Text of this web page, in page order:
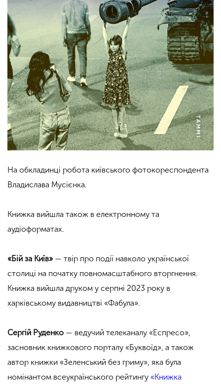
На обкладинці робота київського фотокореспондента
Владислава Мусієнка.
Книжка вийшла також в електронному та
аудіоформатах.
«Бій за Київ»— твір про події навколо української
столиці на початку повномасштабного вторгнення.
Книжка вийшла друком у серпні 2023 року в
харківському видавництві «Фабула».
Сергій Руденко — ведучий телеканалу «Еспресо»
засновник книжкового порталу «Буквоїд», а також
автор книжки «Зеленський без гриму», яка була
номінантом всеукраїнського рейтингу «Книжка